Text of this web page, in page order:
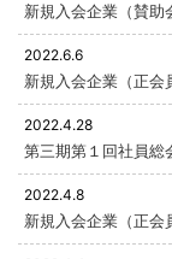
新規入会企業（賛助
新規入会企業（正会
2022.6.6
第三期第１回社員総
2022.4.28
新規入会企業（正会
2022.4.8